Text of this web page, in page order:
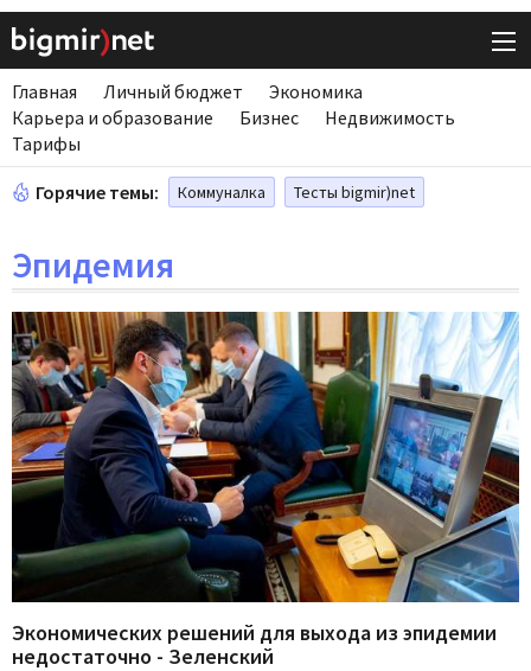
Главная Личный бюджет
Экономика
Карьера и образование
Бизнес
Недвижимость
Тарифы
Горячие темы: Коммуналка Тесты bigmir)net
Эпидемия
Экономических решений для выхода из эпидемии
недостаточно - Зеленский